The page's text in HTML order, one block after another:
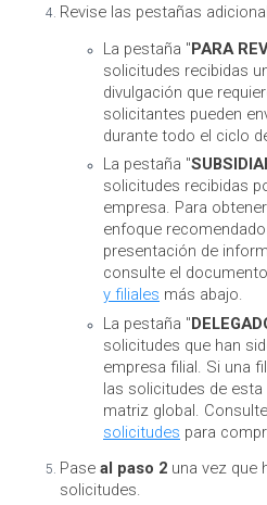
Revise las pestañas
La pestaña "PARA
solicitudes recibidas
divulgación que
solicitantes pueden
durante todo el ciclo
La pestaña "
solicitudes recibidas
empresa. Para
enfoque
presentación de
consulte el documento
y filiales más abajo.
La pestaña "
solicitudes que han
empresa filial. Si una
las solicitudes de
matriz global.
solicitudes para
Pase al paso 2 una vez que
solicitudes.